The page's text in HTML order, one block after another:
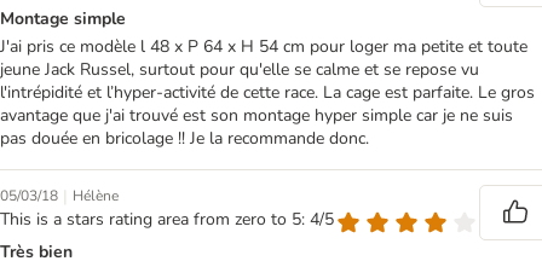
Montage simple
J'ai pris ce modèle l 48 x P 64 x H 54 cm pour loger ma petite et toute
jeune Jack Russel, surtout pour qu'elle se calme et se repose vu
l'intrépidité et l’hyper-activité de cette race. La cage est parfaite. Le gros
avantage que j'ai trouvé est son montage hyper simple car je ne suis
pas douée en bricolage !! Je la recommande donc.
05/03/18 | Hélène
This is a stars rating area from zero to 5: 4/5
Très bien